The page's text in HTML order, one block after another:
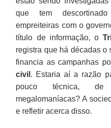
que tem
empreiteiras com o
título de informação, o
registra que há décadas o
financia as campanhas
civil . Estaria aí a razão
pouco técnica,
megalomaníacas? A
e refletir acerca disso.